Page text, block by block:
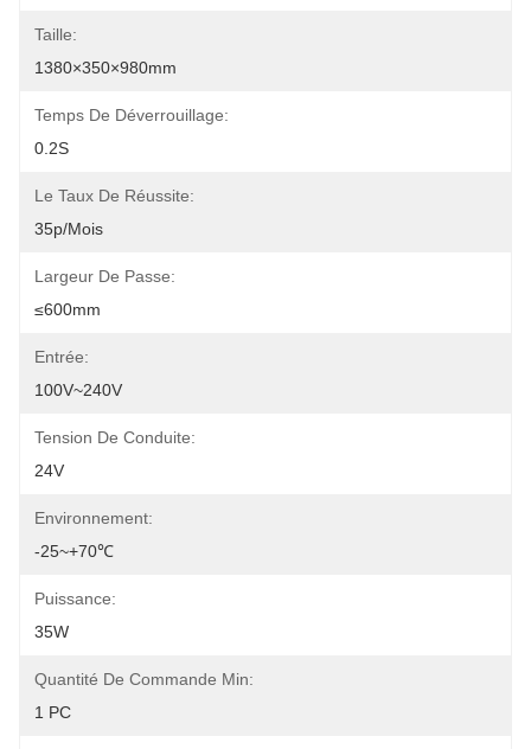
Taille:
1380×350×980mm
Temps De Déverrouillage:
0.2S
Le Taux De Réussite:
35p/mois
Largeur De Passe:
≤600mm
Entrée:
100V~240V
Tension De Conduite:
24V
Environnement:
-25~+70℃
Puissance:
35W
Quantité De Commande Min:
1 PC